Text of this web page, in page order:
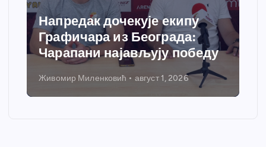
Напредак дочекује екипу
Графичара из Београда:
Чарапани најављују победу
Живомир Миленковић август 1, 2026